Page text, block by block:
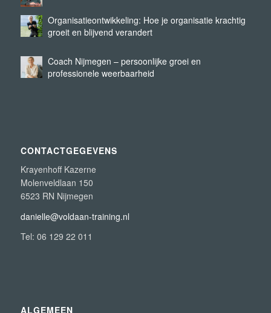
Organisatieontwikkeling: Hoe je organisatie krachtig
groeit en blijvend verandert
Coach Nijmegen – persoonlijke groei en
professionele weerbaarheid
CONTACTGEGEVENS
Krayenhoff Kazerne
Molenveldlaan 150
6523 RN Nijmegen
danielle@voldaan-training.nl
Tel: 06 129 22 011
ALGEMEEN